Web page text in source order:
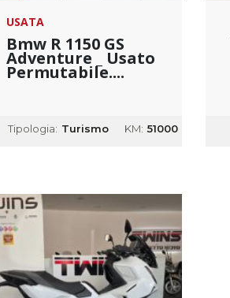
USATA
Bmw R 1150 GS
Adventure _ Usato
Permutabile....
Tipologia: Turismo KM: 51000